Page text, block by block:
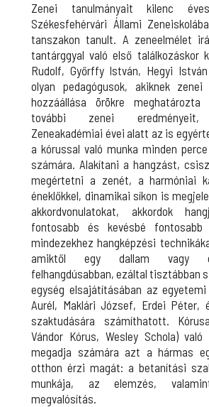
Zenei tanulmányait kilenc
Székesfehérvári Állami
tanszakon tanult. A zeneelmélet
tantárggyal való első találkozáskor
Rudolf, Győrffy István, Hegyi
olyan pedagógusok, akiknek
hozzáállása örökre
további zenei eredményeit,
Zeneakadémiai évei alatt az is
a kórussal való munka minden
számára. Alakítani a hangzást,
megértetni a zenét, a harmóniai
éneklőkkel, dinamikai síkon is
akkordvonulatokat, akkordok
fontosabb és kevésbé fontosabb
mindezekhez hangképzési
amiktől egy dallam vagy
felhangdúsabban, ezáltal tisztábban
egység elsajátításában az
Aurél, Maklári József, Erdei Péter,
szaktudására számíthatott.
Vándor Kórus, Wesley Schola)
megadja számára azt a hármas
otthon érzi magát: a betanítási
munkája, az elemzés,
megvalósítás.